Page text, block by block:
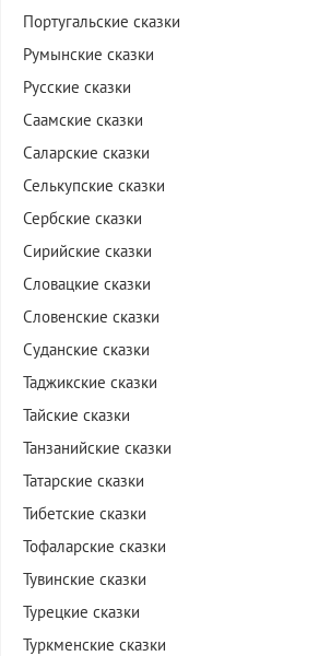
Португальские сказки
Румынские сказки
Русские сказки
Саамские сказки
Саларские сказки
Селькупские сказки
Сербские сказки
Сирийские сказки
Словацкие сказки
Словенские сказки
Суданские сказки
Таджикские сказки
Тайские сказки
Танзанийские сказки
Татарские сказки
Тибетские сказки
Тофаларские сказки
Тувинские сказки
Турецкие сказки
Туркменские сказки